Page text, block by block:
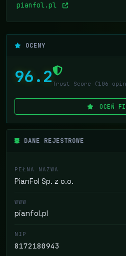
pianfol.pl
OCENY
96.2 Trust Score (106
OCEŃ
DANE REJESTROWE
PEŁNA NAZWA
PianFol Sp. z o.o.
WWW
pianfol.pl
NIP
8172180943